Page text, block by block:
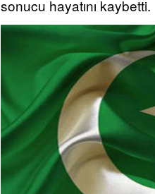
sonucu hayatını kaybetti.